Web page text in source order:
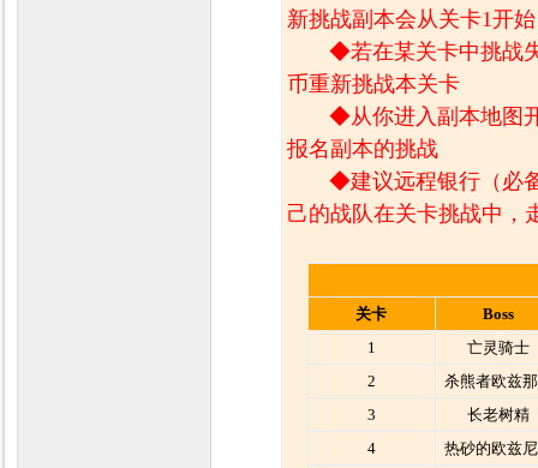
新挑战副本会从关卡1开始
◆若在某关卡中挑战
币重新挑战本关卡
◆从你进入副本地图
报名副本的挑战
◆建议远程银行（必
己的战队在关卡挑战中，
关卡
Boss
1
亡灵骑士
2
杀熊者欧兹
3
长老树精
4
热砂的欧兹